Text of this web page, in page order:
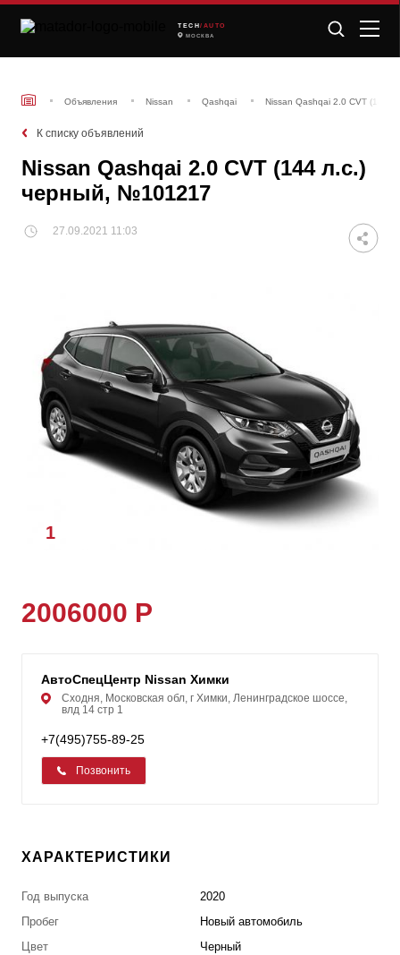
TECH /AUTO
МОСКВА
Объявления Nissan Qashqai Nissan Qashqai 2.0 CVT (144
К списку объявлений
Nissan Qashqai 2.0 CVT (144 л.с.)
черный, №101217
27.09.2021 11:03
1
2006000 Р
АвтоСпецЦентр Nissan Химки
Сходня, Московская обл, г Химки, Ленинградское шоссе,
влд 14 стр 1
+7(495)755-89-25
Позвонить
ХАРАКТЕРИСТИКИ
Год выпуска
2020
Пробег
Новый автомобиль
Цвет
Черный